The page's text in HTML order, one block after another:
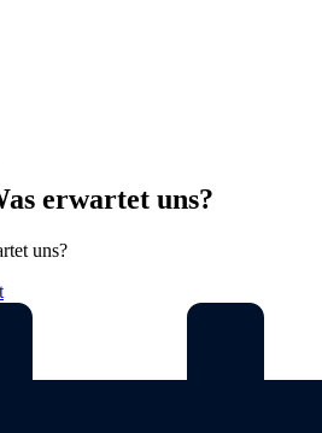
erwartet uns?